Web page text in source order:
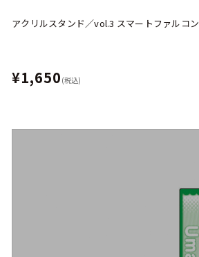
アクリルスタンド／vol.3 スマートファルコン
¥1,650 (税込)